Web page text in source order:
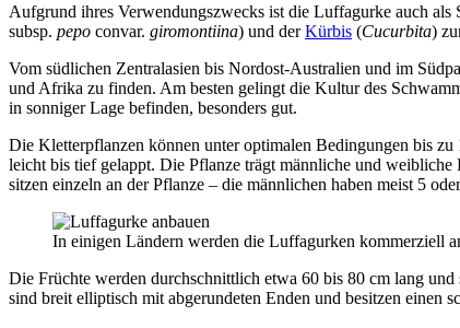
Aufgrund ihres Verwendungszwecks ist die Luffagurke auch
subsp. pepo convar. giromontiina) und derKürbis (Cucurbita)
Vom südlichen Zentralasien bis Nordost-Australien und im
und Afrika zu finden. Am besten gelingt die Kultur des
in sonniger Lage befinden, besonders gut.
Die Kletterpflanzen können unter optimalen Bedingungen bis
leicht bis tief gelappt. Die Pflanze trägt männliche und
sitzen einzeln an der Pflanze – die männlichen haben meist 5
In einigen Ländern werden die Luffagurken kommerziell
Die Früchte werden durchschnittlich etwa 60 bis 80 cm lang
sind breit elliptisch mit abgerundeten Enden und besitzen einen